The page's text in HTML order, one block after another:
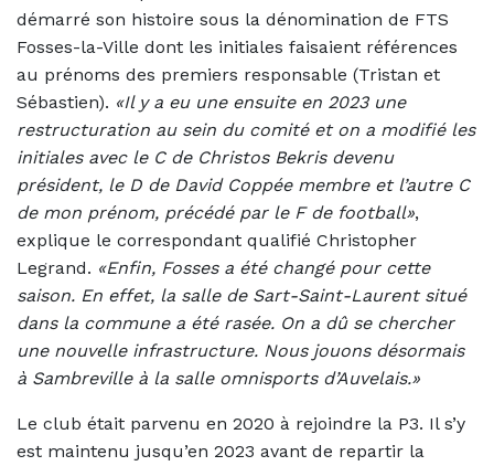
démarré son histoire sous la dénomination de FTS
Fosses-la-Ville dont les initiales faisaient références
au prénoms des premiers responsable (Tristan et
Sébastien). «Il y a eu une ensuite en 2023 une
restructuration au sein du comité et on a modifié les
initiales avec le C de Christos Bekris devenu
président, le D de David Coppée membre et l’autre C
de mon prénom, précédé par le F de football»,
explique le correspondant qualifié Christopher
Legrand. «Enfin, Fosses a été changé pour cette
saison. En effet, la salle de Sart-Saint-Laurent situé
dans la commune a été rasée. On a dû se chercher
une nouvelle infrastructure. Nous jouons désormais
à Sambreville à la salle omnisports d’Auvelais.»
Le club était parvenu en 2020 à rejoindre la P3. Il s’y
est maintenu jusqu’en 2023 avant de repartir la